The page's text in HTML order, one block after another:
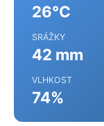
26°C
SRÁŽKY
42 mm
VLHKOST
74%